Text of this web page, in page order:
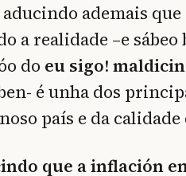
aducindo ademais que
a realidade –e
do eu sigo!
é unha dos
país e da calidade
que a inflación